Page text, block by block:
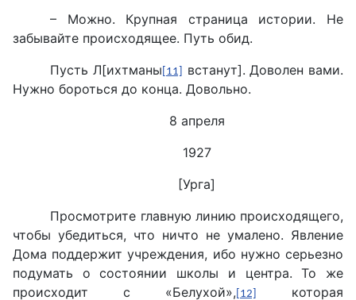
– Можно. Крупная страница истории. Не
забывайте происходящее. Путь обид.
Пусть Л[ихтманы [11]
встанут]. Доволен вами.
Нужно бороться до конца. Довольно.
8 апреля
1927
[Урга]
Просмотрите главную линию происходящего,
чтобы убедиться, что ничто не умалено. Явление
Дома поддержит учреждения, ибо нужно серьезно
подумать о состоянии школы и центра. То же
происходит с «Белухой», [12]
которая